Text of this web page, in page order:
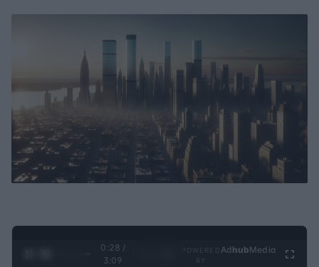
0:28 /
3:09
Ad hubMedia